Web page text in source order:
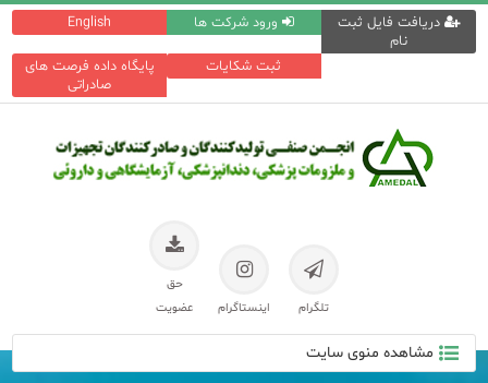
English ورود شرکت ها
دریافت فایل ثبت
نام
پایگاه داده فرصت های
صادراتی
ثبت شکایات
تلگرام اینستاگرام
حق
عضویت
مشاهده منوی سایت